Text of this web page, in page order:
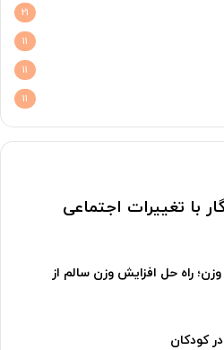
21
11
11
11
با تغییرات اجتماعی
راه حل افزایش وزن سالم از
کودکان